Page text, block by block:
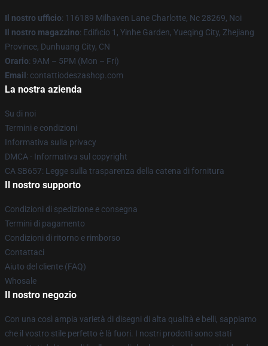
Il nostro ufficio: 116189 Milhaven Lane Charlotte, Nc 28269, Noi
Il nostro magazzino: Edificio 1, Yinhe Garden, Yueqing City, Zhejiang
Province, Dunhuang City, CN
Orario: 9AM – 5PM (Mon – Fri)
Email : contattiodeszashop.com
La nostra azienda
Su di noi
Termini e condizioni
Informativa sulla privacy
DMCA - Informativa sul copyright
CA SB657: Legge sulla trasparenza della catena di fornitura
Il nostro supporto
Condizioni di spedizione e consegna
Termini di pagamento
Condizioni di ritorno e rimborso
Contattaci
Aiuto del cliente (FAQ)
Whosale
Il nostro negozio
Con una così ampia varietà di disegni di alta qualità e belli, sappiamo
che il vostro stile perfetto è là fuori. I nostri prodotti sono stati